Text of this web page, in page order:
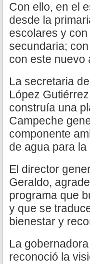
Con ello, en el
desde la
escolares y
secundaria;
con este nuevo
La secretaria
López
construía una
Campeche
componente
de agua para
El director
Geraldo,
programa que
y que se
bienestar y
La
reconoció la